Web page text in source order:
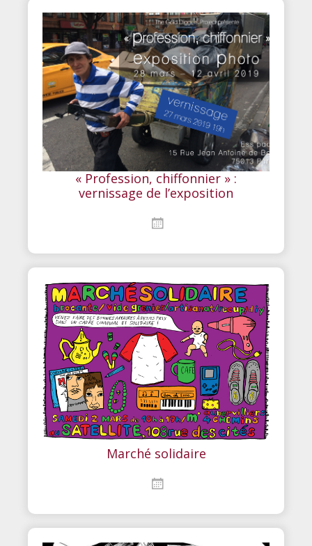
« Profession, chiffonnier » :
vernissage de l’exposition
Marché solidaire